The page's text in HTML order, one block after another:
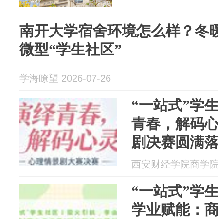
南开大学宿舍环境怎么样？冬
微型“学生社区”
学海瞭望 2026-07-26
“一站式”学
青春，解码
剧决赛圆满
西安财经学院商学
“一站式”学
学业赋能：